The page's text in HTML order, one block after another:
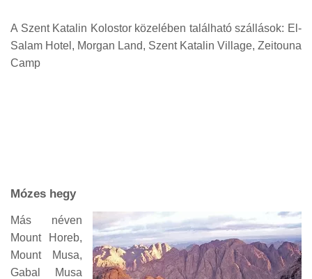
A Szent Katalin Kolostor közelében található szállások: El-
Salam Hotel, Morgan Land, Szent Katalin Village, Zeitouna
Camp
Mózes hegy
Más néven
Mount Horeb,
Mount Musa,
Gabal Musa